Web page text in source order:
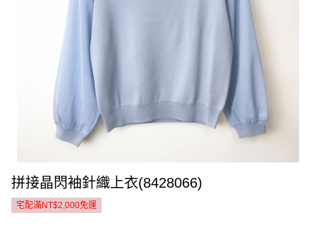
拼接晶閃袖針織上衣(8428066)
宅配滿NT$2,000免運